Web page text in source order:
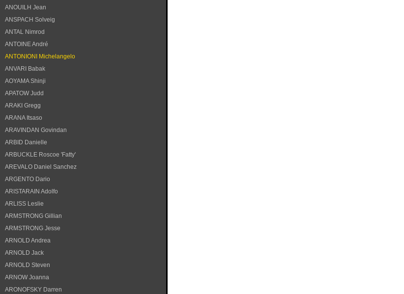
ANOUILH Jean
ANSPACH Solveig
ANTAL Nimrod
ANTOINE André
ANTONIONI Michelangelo
ANVARI Babak
AOYAMA Shinji
APATOW Judd
ARAKI Gregg
ARANA Itsaso
ARAVINDAN Govindan
ARBID Danielle
ARBUCKLE Roscoe 'Fatty'
AREVALO Daniel Sanchez
ARGENTO Dario
ARISTARAIN Adolfo
ARLISS Leslie
ARMSTRONG Gillian
ARMSTRONG Jesse
ARNOLD Andrea
ARNOLD Jack
ARNOLD Steven
ARNOW Joanna
ARONOFSKY Darren